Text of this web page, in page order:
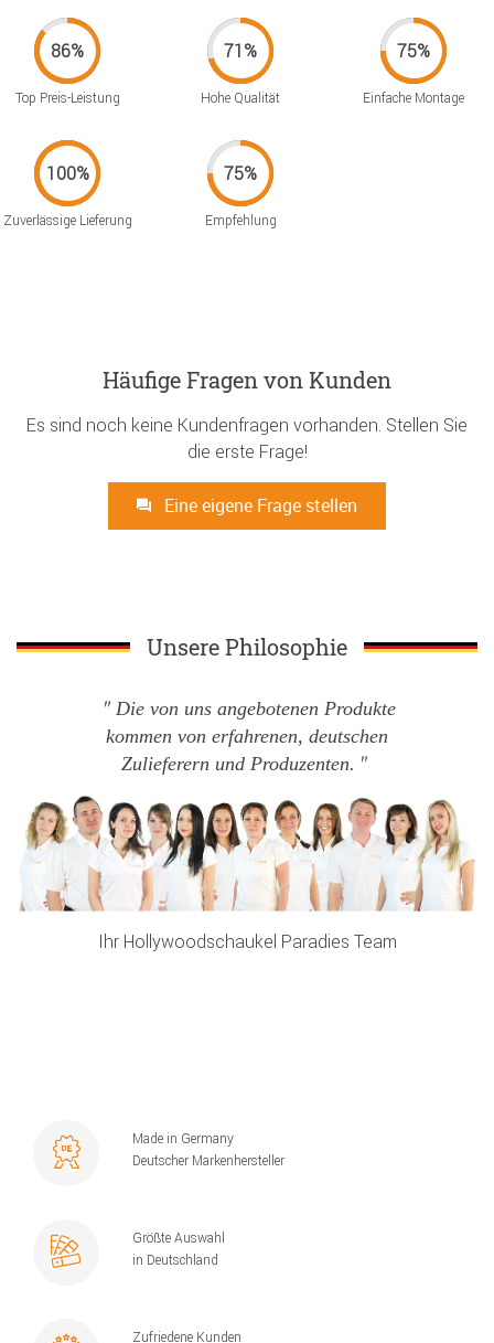
Top Preis-Leistung Hohe Qualität Einfache Montage
Zuverlässige Lieferung Empfehlung
Häufige Fragen von Kunden
Es sind noch keine Kundenfragen vorhanden. Stellen Sie
die erste Frage!
Eine eigene Frage stellen
Unsere Philosophie
Die von uns angebotenen Produkte
kommen von erfahrenen, deutschen
Zulieferern und Produzenten.
Ihr Hollywoodschaukel Paradies Team
Made in Germany
Deutscher Markenhersteller
Größte Auswahl
in Deutschland
Zufriedene Kunden